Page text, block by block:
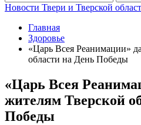
Новости Твери и Тверской
Главная
Здоровье
«Царь Всея Реанимации»
области на День Победы
«Царь Всея
жителям Тверской
Победы